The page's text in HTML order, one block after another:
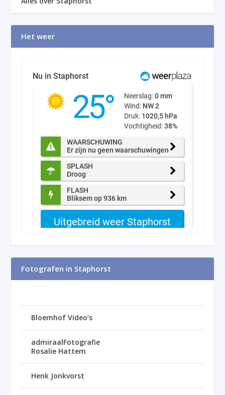
Het weer
Fotografen in Staphorst
Bloemhof Video’s
admiraalFotografie
Rosalie Hattem
Henk Jonkvorst